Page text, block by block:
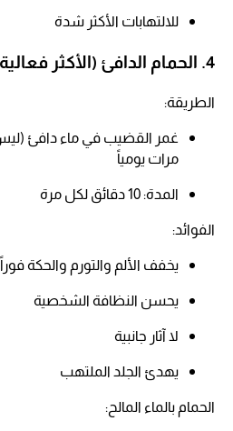
للالتهابات الأكثر شدة​
4. الحمام الدافئ (الأكثر فعالية وآماناً)
الطريقة:
مرات يومياً​
المدة: 10 دقائق لكل مرة​
الفوائد:
يخفف الألم والتورم والحكة فوراً​
يحسن النظافة الشخصية​
لا آثار جانبية​
يهدئ الجلد الملتهب​
الحمام بالماء المالح: